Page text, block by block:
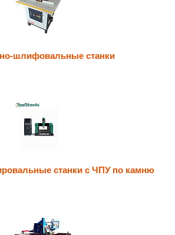
шлифовальные станки
станки с ЧПУ по камню